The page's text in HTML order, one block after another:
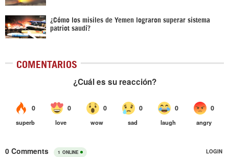
¿Cómo los misiles de Yemen lograron superar sistema
patriot saudí?
COMENTARIOS